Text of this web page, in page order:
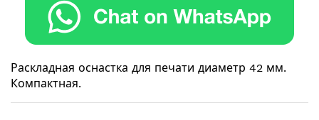
Раскладная оснастка для печати диаметр 42 мм.
Компактная.